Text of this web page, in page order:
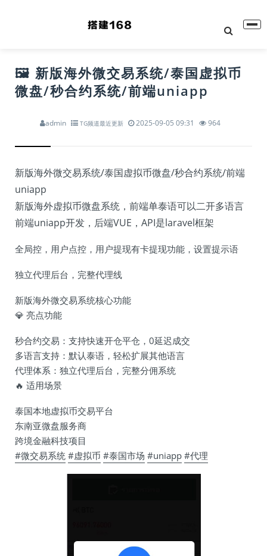
🖼 新版海外微交易系统/泰国虚拟币
微盘/秒合约系统/前端uniapp
admin TG频道最近更新 2025-09-05 09:31 964
新版海外微交易系统/泰国虚拟币微盘/秒合约系统/前端
uniapp
新版海外虚拟币微盘系统，前端单泰语可以二开多语言
前端uniapp开发，后端VUE，API是laravel框架
全局控，用户点控，用户提现有卡提现功能，设置提示语
独立代理后台，完整代理线
新版海外微交易系统核心功能
💎 亮点功能
秒合约交易：支持快速开仓平仓，0延迟成交
多语言支持：默认泰语，轻松扩展其他语言
代理体系：独立代理后台，完整分佣系统
🔥 适用场景
泰国本地虚拟币交易平台
东南亚微盘服务商
跨境金融科技项目
#微交易系统 #虚拟币 #泰国市场 #uniapp #代理